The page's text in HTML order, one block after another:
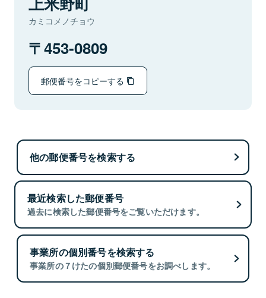
カミコメノチョウ
453-0809
郵便番号をコピーする
他の郵便番号を検索する
最近検索した郵便番号
過去に検索した郵便番号をご覧いただけます。
事業所の個別番号を検索する
事業所の７けたの個別郵便番号をお調べします。